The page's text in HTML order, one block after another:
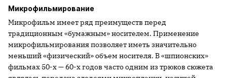
Микрофильмирование
Микрофильм имеет ряд преимуществ перед
традиционным «бумажным» носителем. Применение
микрофильмирования позволяет иметь значительно
меньший «физический» объем носителя. В «шпионских»
фильмах 50-х — 60-х годов часто одним из трюков сюжета